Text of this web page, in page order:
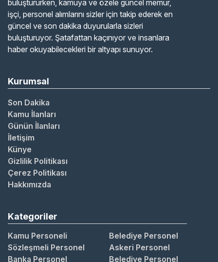
buluştururken, kamuya ve özele güncel memur,
işçi, personel alımlarını sizler için takip ederek en
güncel ve son dakika duyurularla sizleri
buluşturuyor. Şatafattan kaçınıyor ve insanlara
haber okuyabilecekleri bir altyapı sunuyor.
Kurumsal
Son Dakika
Kamu İlanları
Günün İlanları
İletişim
Künye
Gizlilik Politikası
Çerez Politikası
Hakkımızda
Kategoriler
Kamu Personeli
Belediye Personel
Sözleşmeli Personel
Askeri Personel
Banka Personel
Belediye Personel